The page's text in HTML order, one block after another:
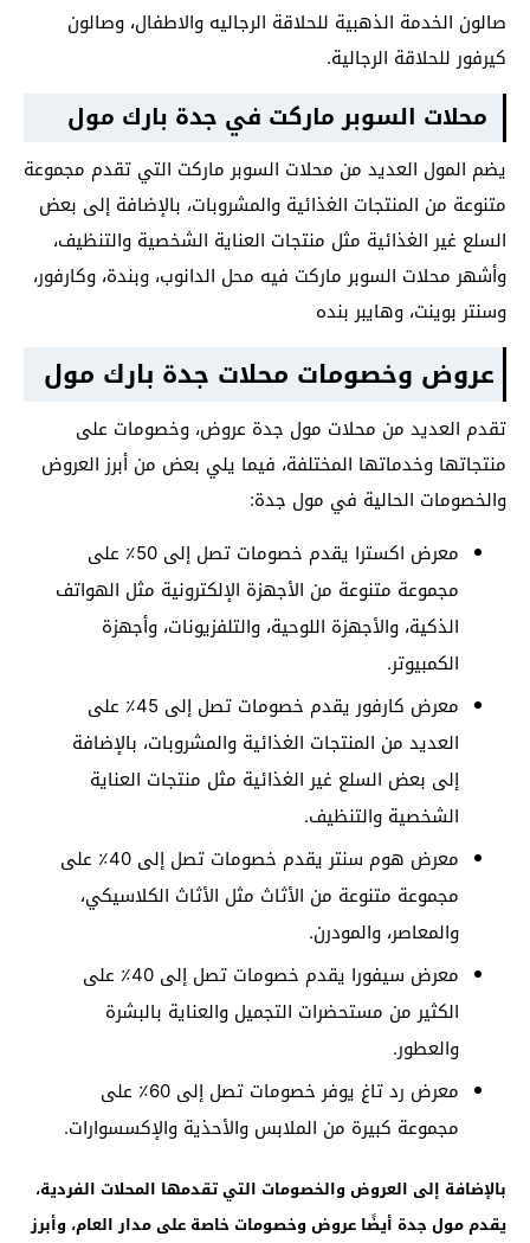
صالون الخدمة الذهبية للحلاقة الرجاليه والاطفال، وصالون
كيرفور للحلاقة الرجالية.
محلات السوبر ماركت في جدة بارك مول
يضم المول العديد من محلات السوبر ماركت التي تقدم مجموعة
متنوعة من المنتجات الغذائية والمشروبات، بالإضافة إلى بعض
السلع غير الغذائية مثل منتجات العناية الشخصية والتنظيف،
وأشهر محلات السوبر ماركت فيه محل الدانوب، وبندة، وكارفور،
وسنتر بوينت، وهايبر بنده
عروض وخصومات محلات جدة بارك مول
تقدم العديد من محلات مول جدة عروض، وخصومات على
منتجاتها وخدماتها المختلفة، فيما يلي بعض من أبرز العروض
والخصومات الحالية في مول جدة:
معرض اكسترا يقدم خصومات تصل إلى 50٪ على
مجموعة متنوعة من الأجهزة الإلكترونية مثل الهواتف
الذكية، والأجهزة اللوحية، والتلفزيونات، وأجهزة
الكمبيوتر.
معرض كارفور يقدم خصومات تصل إلى 45٪ على
العديد من المنتجات الغذائية والمشروبات، بالإضافة
إلى بعض السلع غير الغذائية مثل منتجات العناية
الشخصية والتنظيف.
معرض هوم سنتر يقدم خصومات تصل إلى 40٪ على
مجموعة متنوعة من الأثاث مثل الأثاث الكلاسيكي،
والمعاصر، والمودرن.
معرض سيفورا يقدم خصومات تصل إلى 40٪ على
الكثير من مستحضرات التجميل والعناية بالبشرة
والعطور.
معرض رد تاغ يوفر خصومات تصل إلى 60٪ على
مجموعة كبيرة من الملابس والأحذية والإكسسوارات.
بالإضافة إلى العروض والخصومات التي تقدمها المحلات الفردية،
يقدم مول جدة أيضًا عروض وخصومات خاصة على مدار العام، وأبرز